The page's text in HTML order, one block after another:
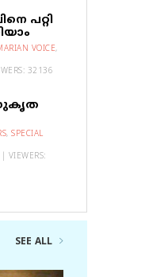
പറ്റി
VOICE,
32136
സുകൃത
, SPECIAL
VIEWERS:
SEE ALL